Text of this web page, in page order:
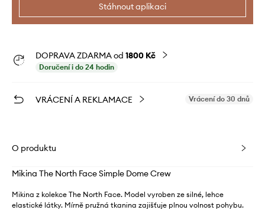
Stáhnout aplikaci
DOPRAVA ZDARMA od 1800 Kč
Doručení i do 24 hodin
VRÁCENÍ A REKLAMACE Vrácení do 30 dnů
O produktu
Mikina The North Face Simple Dome Crew
Mikina z kolekce The North Face. Model vyroben ze silné, lehce
elastické látky. Mírně pružná tkanina zajišťuje plnou volnost pohybu.